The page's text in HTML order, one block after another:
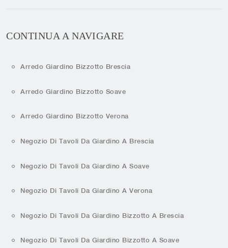
CONTINUA A NAVIGARE
Arredo Giardino Bizzotto Brescia
Arredo Giardino Bizzotto Soave
Arredo Giardino Bizzotto Verona
Negozio Di Tavoli Da Giardino A Brescia
Negozio Di Tavoli Da Giardino A Soave
Negozio Di Tavoli Da Giardino A Verona
Negozio Di Tavoli Da Giardino Bizzotto A Brescia
Negozio Di Tavoli Da Giardino Bizzotto A Soave